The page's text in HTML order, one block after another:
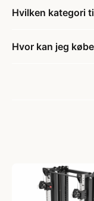
Hvilken kategori
Hvor kan jeg